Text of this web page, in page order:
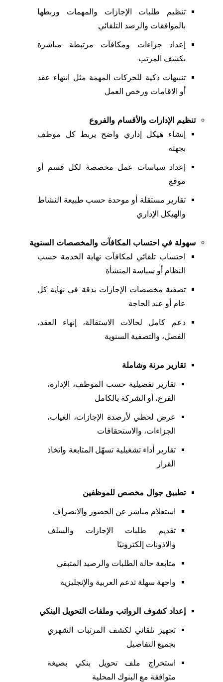
تنظيم طلبات الإجازات والمهمات وربطها
بالموافقات والرصد التلقائي
إعداد جزاءات ومكافآت مرتبطة مباشرة
بكشف المرتب
تنبيهات ذكية للحركات المهمة مثل انتهاء عقد
أو الاقامات ورخص العمل
تنظيم الإدارات والأقسام والفروع
إنشاء هيكل إداري واضح يربط كل موظف
بجهته
إعداد سياسات عمل مخصصة لكل قسم أو
موقع
تقارير مستقلة أو موحدة حسب طبيعة النشاط
والهيكل الإداري
سهولة في احتساب المكافآت والمخصصات السنوية
احتساب تلقائي لمكافآت نهاية الخدمة حسب
النظام أو سياسة المنشأة
تصفية مخصصات الإجازات بدقة في نهاية كل
عام أو عند الحاجة
دعم كامل لحالات الاستقالة، إنهاء العقد،
الفصل، والتصفية السنوية
تقارير مرنة وشاملة
تقارير تفصيلية حسب الموظف، الإدارة،
الفرع، أو الشركة بالكامل
عرض لحظي لأرصدة الإجازات، الغياب،
الجزاءات، والاستحقاقات
تقارير أداء تشغيلية تسهّل المتابعة واتخاذ
القرار
تطبيق جوال مخصص للموظفين
استعلام مباشر عن الحضور والانصراف
تقديم طلبات الإجازات والسلف
والاذونات إلكترونيًا
متابعة حالة الطلبات والرصيد المتبقي
واجهة سهلة تدعم العربية والإنجليزية
إعداد كشوف الرواتب وملفات التحويل البنكي
تجهيز تلقائي لكشف المرتبات الشهري
بجميع التفاصيل
استخراج ملف تحويل بنكي بصيغة
متوافقة مع البنوك المحلية